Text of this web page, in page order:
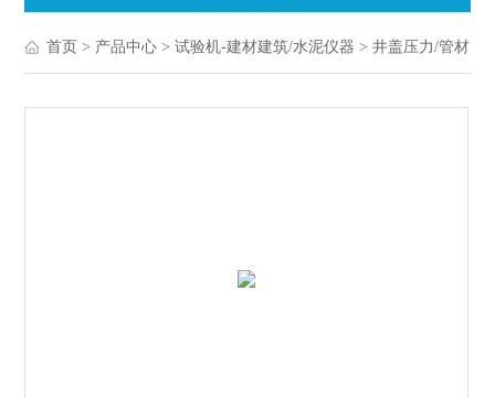
首页 > 产品中心 >试验机-建材建筑/水泥仪器 >井盖压力/管材环刚度试验